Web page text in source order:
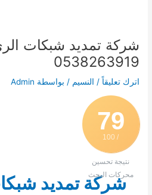
شركة تمديد شبكات
0538263919
اترك تعليقاً / النسيم / بواسطة Admin
79
/ 100
نتيجة تحسين
محركات البحث
شركة تمديد